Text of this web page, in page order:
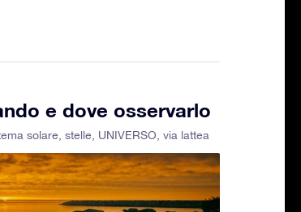
e dove osservarlo
solare stelle UNIVERSO via lattea